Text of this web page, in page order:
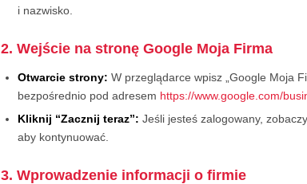
i nazwisko.
2. Wejście na stronę Google Moja Firma
Otwarcie strony: W przeglądarce wpisz „Google Moja
bezpośrednio pod adresem https://www.google.com/
Kliknij “Zacznij teraz”: Jeśli jesteś zalogowany,
aby kontynuować.
3. Wprowadzenie informacji o firmie